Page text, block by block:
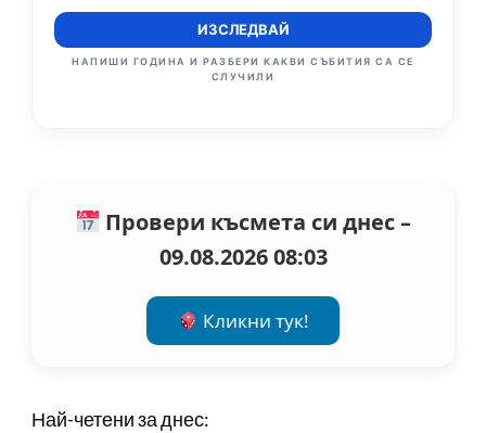
ИЗСЛЕДВАЙ
НАПИШИ ГОДИНА И РАЗБЕРИ КАКВИ СЪБИТИЯ СА СЕ
СЛУЧИЛИ
Провери късмета си днес –
09.08.2026 08:03
Кликни тук!
Най-четени за днес: